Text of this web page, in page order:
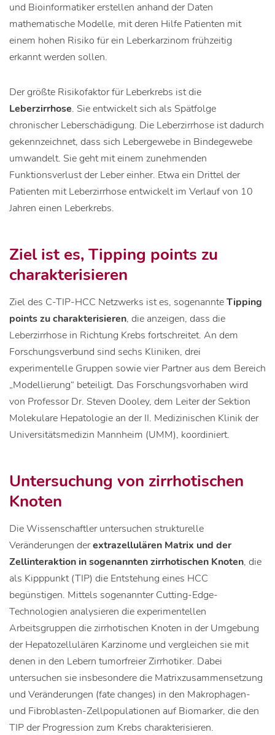
und Bioinformatiker erstellen anhand der Daten
mathematische Modelle, mit deren Hilfe Patienten mit
einem hohen Risiko für ein Leberkarzinom frühzeitig
erkannt werden sollen.
Der größte Risikofaktor für Leberkrebs ist die
Leberzirrhose. Sie entwickelt sich als Spätfolge
chronischer Leberschädigung. Die Leberzirrhose ist dadurch
gekennzeichnet, dass sich Lebergewebe in Bindegewebe
umwandelt. Sie geht mit einem zunehmenden
Funktionsverlust der Leber einher. Etwa ein Drittel der
Patienten mit Leberzirrhose entwickelt im Verlauf von 10
Jahren einen Leberkrebs.
Ziel ist es, Tipping points zu
charakterisieren
Ziel des C-TIP-HCC Netzwerks ist es, sogenannteTipping
points zu charakterisieren, die anzeigen, dass die
Leberzirrhose in Richtung Krebs fortschreitet. An dem
Forschungsverbund sind sechs Kliniken, drei
experimentelle Gruppen sowie vier Partner aus dem Bereich
„Modellierung“ beteiligt. Das Forschungsvorhaben wird
von Professor Dr. Steven Dooley, dem Leiter der Sektion
Molekulare Hepatologie an der II. Medizinischen Klinik der
Universitätsmedizin Mannheim (UMM), koordiniert.
Untersuchung von zirrhotischen
Knoten
Die Wissenschaftler untersuchen strukturelle
Veränderungen derextrazellulären Matrix und der
Zellinteraktion in sogenannten zirrhotischen Knoten, die
als Kipppunkt (TIP) die Entstehung eines HCC
begünstigen. Mittels sogenannter Cutting-Edge-
Technologien analysieren die experimentellen
Arbeitsgruppen die zirrhotischen Knoten in der Umgebung
der Hepatozellulären Karzinome und vergleichen sie mit
denen in den Lebern tumorfreier Zirrhotiker. Dabei
untersuchen sie insbesondere die Matrixzusammensetzung
und Veränderungen (fate changes) in den Makrophagen-
und Fibroblasten-Zellpopulationen auf Biomarker, die den
TIP der Progression zum Krebs charakterisieren.